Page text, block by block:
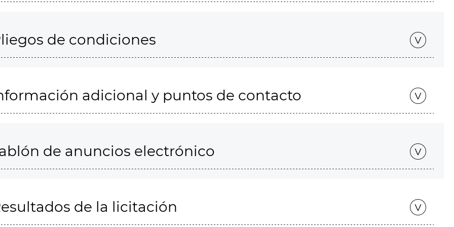
de condiciones
adicional y puntos de contacto
de anuncios electrónico
de la licitación